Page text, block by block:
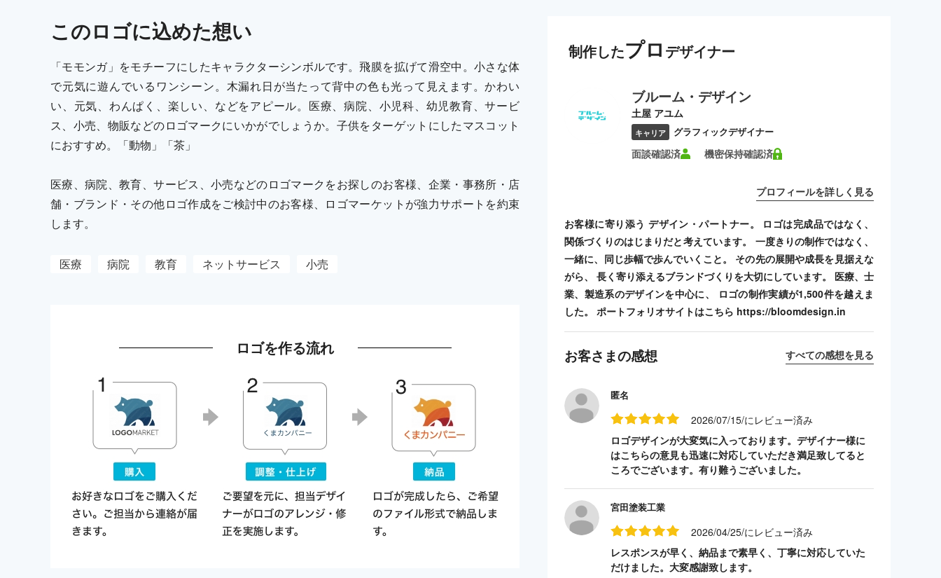
このロゴに込めた想い
「モモンガ」をモチーフにしたキャラクターシンボルです。飛膜を拡げて滑空中。小さな体
で元気に遊んでいるワンシーン。木漏れ日が当たって背中の色も光って見えます。かわい
い、元気、わんぱく、楽しい、などをアピール。医療、病院、小児科、幼児教育、サービ
ス、小売、物販などのロゴマークにいかがでしょうか。子供をターゲットにしたマスコット
におすすめ。「動物」「茶」
医療、病院、教育、サービス、小売などのロゴマークをお探しのお客様、企業・事務所・店
舗・ブランド・その他ロゴ作成をご検討中のお客様、ロゴマーケットが強力サポートを約束
します。
医療 病院 教育 ネットサービス 小売
ロゴを作る流れ
制作したプロ デザイナー
ブルーム・デザイン
土屋 アユム
キャリア グラフィックデザイナー
面談確認済 機密保持確認済
プロフィールを詳しく見る
お客様に寄り添う デザイン・パートナー。 ロゴは完成品ではなく、
関係づくりのはじまりだと考えています。 一度きりの制作ではなく、
一緒に、同じ歩幅で歩んでいくこと。 その先の展開や成長を見据えな
がら、 長く寄り添えるブランドづくりを大切にしています。 医療、士
業、製造系のデザインを中心に、 ロゴの制作実績が1,500件を越えま
した。 ポートフォリオサイトはこちら https://bloomdesign.in
お客さまの感想 すべての感想を見る
匿名
2026/07/15/にレビュー済み
ロゴデザインが大変気に入っております。デザイナー様に
はこちらの意見も迅速に対応していただき満足致してると
ころでございます。有り難うございました。
宮田塗装工業
2026/04/25/にレビュー済み
レスポンスが早く、納品まで素早く、丁寧に対応していた
だけました。大変感謝致します。